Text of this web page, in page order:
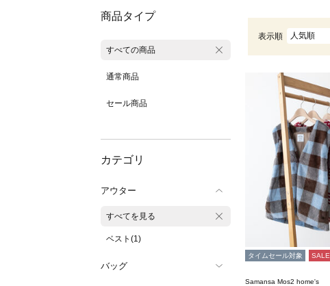
商品タイプ
すべての商品
通常商品
セール商品
カテゴリ
アウター
すべてを見る
ベスト(1)
バッグ
表示順 人気順
タイムセール対象 SALE
Samansa Mos2 home's